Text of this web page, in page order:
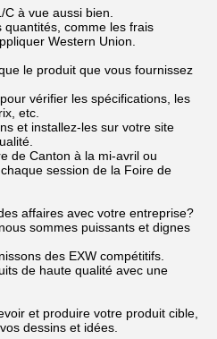
à vue aussi bien.
comme les frais
Western Union.
le produit que vous fournissez
vérifier les spécifications, les
etc.
et installez-les sur votre site
de Canton à la mi-avril ou
session de la Foire de
affaires avec votre entreprise?
sommes puissants et dignes
des EXW compétitifs.
de haute qualité avec une
et produire votre produit cible,
dessins et idées.